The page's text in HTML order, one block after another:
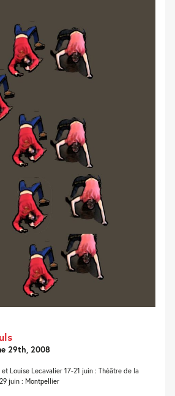
29th, 2008
Louise Lecavalier 17-21 juin : Théâtre de la
juin : Montpellier